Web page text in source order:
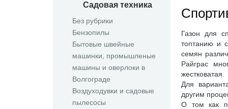
Садовая техника
Без рубрики
Бензопилы
Бытовые швейные
машинки, промышленые
машины и оверлоки в
Волгограде
Воздуходувки и садовые
пылесосы
Газон для
топтанию и
семян
Райграс
жестковатая.
Для
другим
О том как